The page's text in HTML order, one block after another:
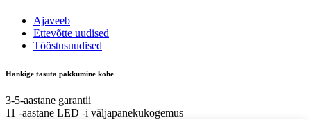
Ajaveeb
Ettevõtte uudised
Tööstusuudised
Hankige tasuta pakkumine kohe
3-5-aastane garantii
11 -aastane LED -i väljapanekukogemus